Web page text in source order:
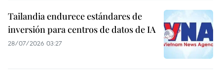
Tailandia endurece estándares de
inversión para centros de datos de IA
28/07/2026 03:27